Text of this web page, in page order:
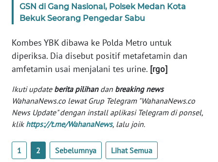
GSN di Gang Nasional, Polsek Medan Kota
Bekuk Seorang Pengedar Sabu
Kombes YBK dibawa ke Polda Metro untuk
diperiksa. Dia disebut positif metafetamin dan
amfetamin usai menjalani tes urine. [rgo]
Ikuti update berita pilihandan breaking news
WahanaNews.co lewat Grup Telegram "WahanaNews.co
News Update" dengan install aplikasi Telegram di ponsel,
klik https://t.me/WahanaNews, lalu join.
1 2 Sebelumnya Lihat Semua
KONTAK
KAMI
INFO
IKLAN
KAMI
PEDOMAN
MEDIA
REDAKSI